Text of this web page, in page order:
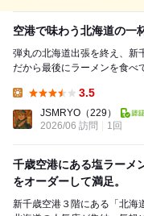
空港で味わう北海道の一
弾丸の北海道出張を終え、新
だから最後にラーメンを食べ
3.5
JSMRYO （229）
2026/06 訪問
1回
千歳空港にある塩ラーメ
をオーダーして満足。
新千歳空港３階にある「北海